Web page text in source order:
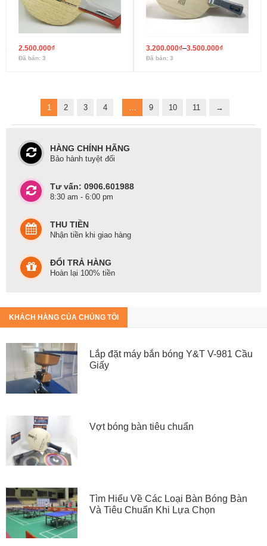
2.500.000₫
Đã bán: 3
3.200.000₫–3.500.000₫
Đã bán: 3
1 2 3 4 … 9 10 11 →
HÀNG CHÍNH HÃNG
Bảo hành tuyệt đối
Tư vấn: 0906.601988
8:30 am - 6:00 pm
THU TIỀN
Nhận tiền khi giao hàng
ĐỔI TRẢ HÀNG
Hoàn lại 100% tiền
KHÁCH HÀNG CỦA CHÚNG TÔI
Lắp đặt máy bắn bóng Y&T V-981 Cầu
Giấy
Vợt bóng bàn tiêu chuẩn
Tìm Hiểu Về Các Loại Bàn Bóng Bàn
Và Tiêu Chuẩn Khi Lựa Chọn